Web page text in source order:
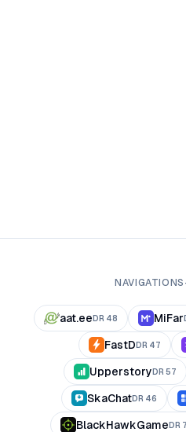
aat.ee DR 48 MiFar
FastD DR 47
Upperstory DR 57
SkaChatDR 46
BlackHawkGame DR